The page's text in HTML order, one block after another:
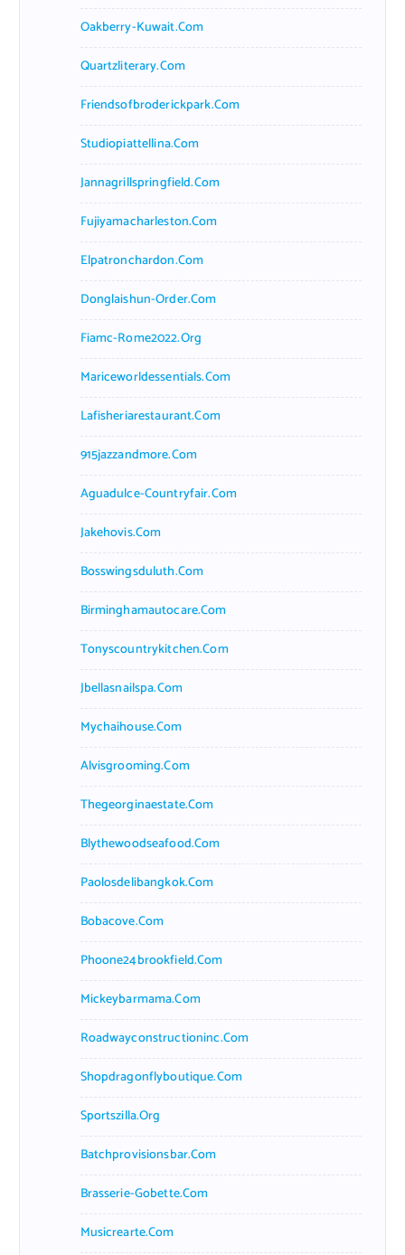
Oakberry-Kuwait.com
Quartzliterary.com
Friendsofbroderickpark.com
Studiopiattellina.com
Jannagrillspringfield.com
Fujiyamacharleston.com
Elpatronchardon.com
Donglaishun-Order.com
Fiamc-Rome2022.org
Mariceworldessentials.com
Lafisheriarestaurant.com
915jazzandmore.com
Aguadulce-Countryfair.com
Jakehovis.com
Bosswingsduluth.com
Birminghamautocare.com
Tonyscountrykitchen.com
Jbellasnailspa.com
Mychaihouse.com
Alvisgrooming.com
Thegeorginaestate.com
Blythewoodseafood.com
Paolosdelibangkok.com
Bobacove.com
Phoone24brookfield.com
Mickeybarmama.com
Roadwayconstructioninc.com
Shopdragonflyboutique.com
Sportszilla.org
Batchprovisionsbar.com
Brasserie-Gobette.com
Musicrearte.com